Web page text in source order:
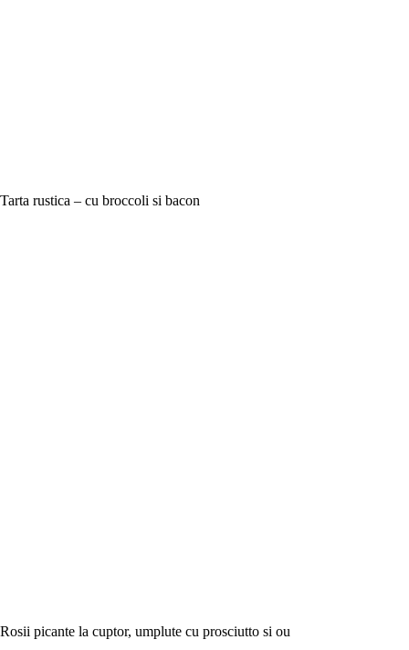
Tarta rustica – cu broccoli si bacon
Rosii picante la cuptor, umplute cu prosciutto si ou